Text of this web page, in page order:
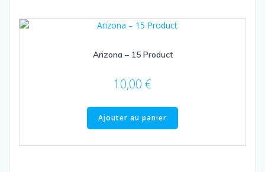
Arizona – 15 Product
10,00 €
Ajouter au panier